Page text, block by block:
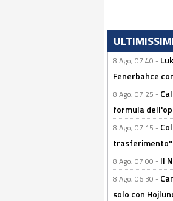
8 Ago, 07:40 -
Fenerbahce
8 Ago, 07:25 -
formula
8 Ago, 07:15 -
trasferimento"
8 Ago, 07:00 - Il
8 Ago, 06:30 -
solo con